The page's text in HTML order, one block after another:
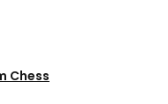
Chess